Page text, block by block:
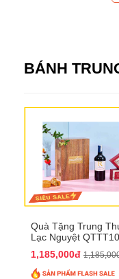
BÁNH
Quà Tặng Trung
Lạc Nguyệt QTTT10
1,185,000đ